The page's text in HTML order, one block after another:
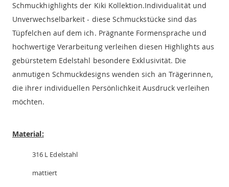
Schmuckhighlights der Kiki Kollektion.Individualität und
Unverwechselbarkeit - diese Schmuckstücke sind das
Tüpfelchen auf dem ich. Prägnante Formensprache und
hochwertige Verarbeitung verleihen diesen Highlights aus
gebürstetem Edelstahl besondere Exklusivität. Die
anmutigen Schmuckdesigns wenden sich an Trägerinnen,
die ihrer individuellen Persönlichkeit Ausdruck verleihen
möchten.
Material:
316 L Edelstahl
mattiert